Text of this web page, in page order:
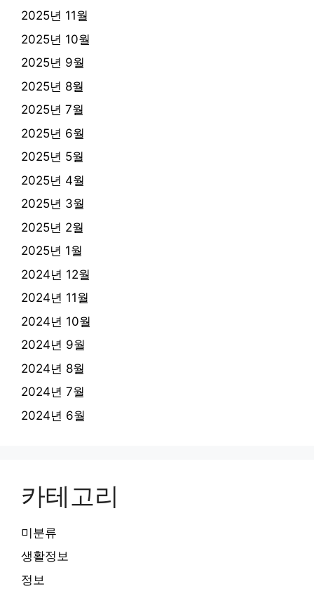
2025년 11월
2025년 10월
2025년 9월
2025년 8월
2025년 7월
2025년 6월
2025년 5월
2025년 4월
2025년 3월
2025년 2월
2025년 1월
2024년 12월
2024년 11월
2024년 10월
2024년 9월
2024년 8월
2024년 7월
2024년 6월
카테고리
미분류
생활정보
정보